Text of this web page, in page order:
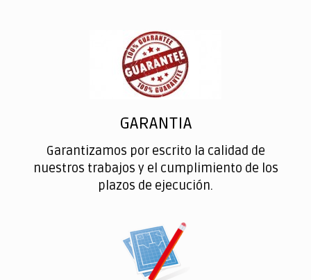
GARANTIA
Garantizamos por escrito la calidad de
nuestros trabajos y el cumplimiento de los
plazos de ejecución.